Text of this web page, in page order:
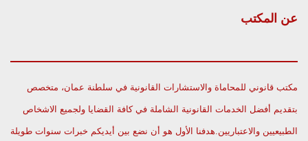
عن المكتب
مكتب قانوني للمحاماة والاستشارات القانونية في سلطنة عمان، متخصص
بتقديم أفضل الخدمات القانونية الشاملة في كافة القضايا ولجميع الاشخاص
الطبيعيين والاعتباريين.هدفنا الأول هو أن نضع بين أيديكم خبرات سنوات طويلة